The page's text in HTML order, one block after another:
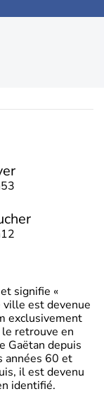
signifie «
est devenue
exclusivement
retrouve en
Gaëtan depuis
années 60 et
il est devenu
identifié.